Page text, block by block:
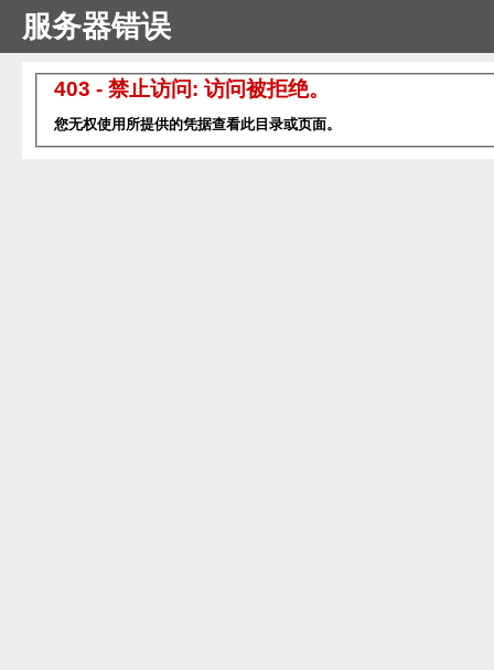
服务器错误
403 - 禁止访问: 访问被拒绝。
您无权使用所提供的凭据查看此目录或页面。